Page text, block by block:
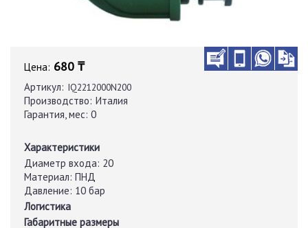
Цена: 680 ₸
Артикул: IQ2212000N200
Производство: Италия
Гарантия, мес: 0
Характеристики
Диаметр входа: 20
Материал: ПНД
Давление: 10 бар
Логистика
Габаритные размеры